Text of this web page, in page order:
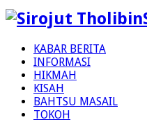
KABAR BERITA
INFORMASI
HIKMAH
KISAH
BAHTSU MASAIL
TOKOH